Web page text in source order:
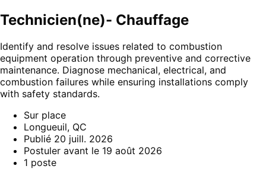
Technicien(ne)- Chauffage
Identify and resolve issues related to combustion
equipment operation through preventive and corrective
maintenance. Diagnose mechanical, electrical, and
combustion failures while ensuring installations comply
with safety standards.
Sur place
Longueuil, QC
Publié 20 juill. 2026
Postuler avant le 19 août 2026
1 poste